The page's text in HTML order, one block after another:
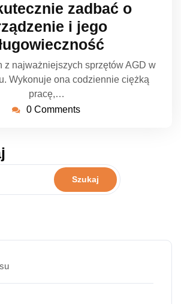
zadbać o
i jego
z najważniejszych sprzętów AGD w
Wykonuje ona codziennie ciężką
pracę,…
0 Comments
Szukaj